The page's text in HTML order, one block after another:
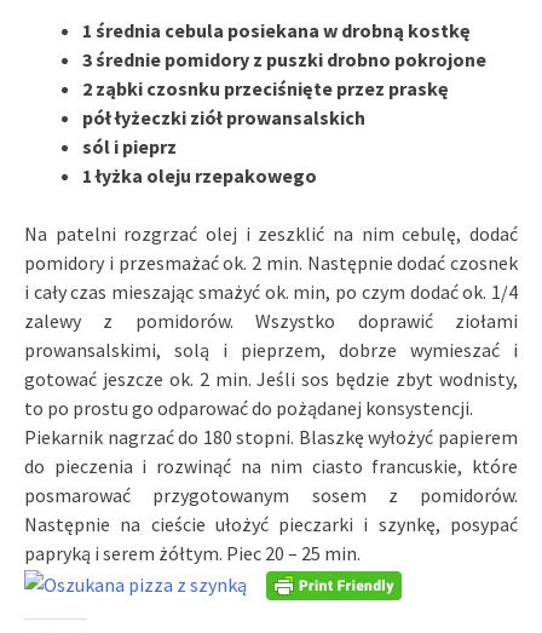
1 średnia cebula posiekana w drobną kostkę
3 średnie pomidory z puszki drobno pokrojone
2 ząbki czosnku przeciśnięte przez praskę
pół łyżeczki ziół prowansalskich
sól i pieprz
1 łyżka oleju rzepakowego
Na patelni rozgrzać olej i zeszklić na nim cebulę, dodać
pomidory i przesmażać ok. 2 min. Następnie dodać czosnek
i cały czas mieszając smażyć ok. min, po czym dodać ok. 1/4
zalewy z pomidorów. Wszystko doprawić ziołami
prowansalskimi, solą i pieprzem, dobrze wymieszać i
gotować jeszcze ok. 2 min. Jeśli sos będzie zbyt wodnisty,
to po prostu go odparować do pożądanej konsystencji.
Piekarnik nagrzać do 180 stopni. Blaszkę wyłożyć papierem
do pieczenia i rozwinąć na nim ciasto francuskie, które
posmarować przygotowanym sosem z pomidorów.
Następnie na cieście ułożyć pieczarki i szynkę, posypać
papryką i serem żółtym. Piec 20 – 25 min.